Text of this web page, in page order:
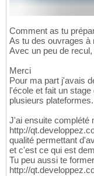
Comment as tu
As tu des ouvrages à
Avec un peu de
Merci
Pour ma part j'avais
l'école et fait un
plusieurs plateformes.
J'ai ensuite complété
http://
qualité permettant
et c'est ce qui est
Tu peu aussi te
http://